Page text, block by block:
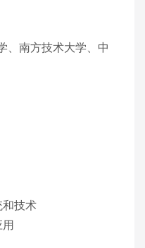
、南方技术大学、中
技术